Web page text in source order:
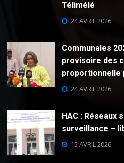
Télimélé
24 AVRIL 2026
Communales
provisoire des
proportionnelle
24 AVRIL 2026
HAC : Réseaux
surveillance –
15 AVRIL 2026